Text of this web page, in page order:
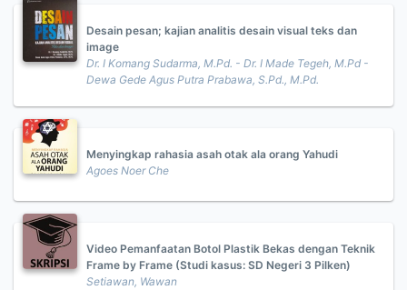
Desain pesan; kajian analitis desain visual teks dan
image
Dr. I Komang Sudarma, M.Pd. - Dr. I Made Tegeh, M.Pd -
Dewa Gede Agus Putra Prabawa, S.Pd., M.Pd.
Menyingkap rahasia asah otak ala orang Yahudi
Agoes Noer Che
Video Pemanfaatan Botol Plastik Bekas dengan Teknik
Frame by Frame (Studi kasus: SD Negeri 3 Pilken)
Setiawan, Wawan